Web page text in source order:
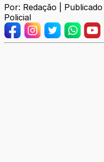
Por: Redação |
Policial